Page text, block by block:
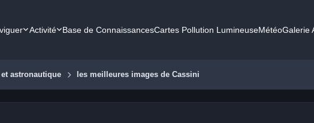
Activité Base de ConnaissancesCartes Pollution LumineuseMétéoGalerie
astronautique les meilleures images de Cassini